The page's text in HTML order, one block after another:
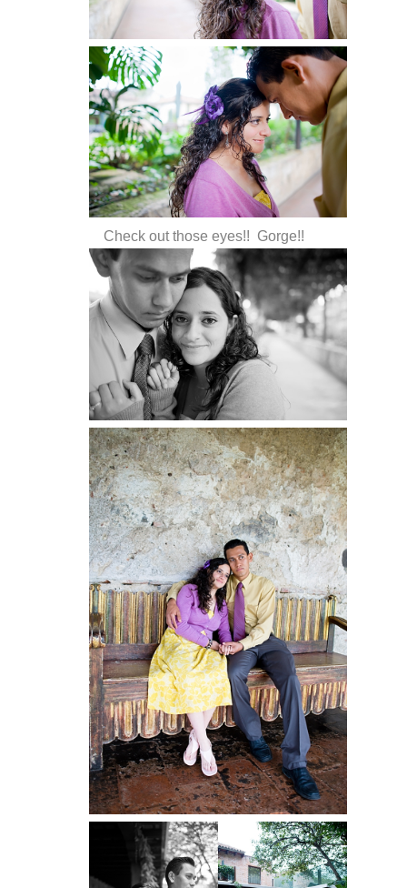
Check out those eyes!! Gorge!!